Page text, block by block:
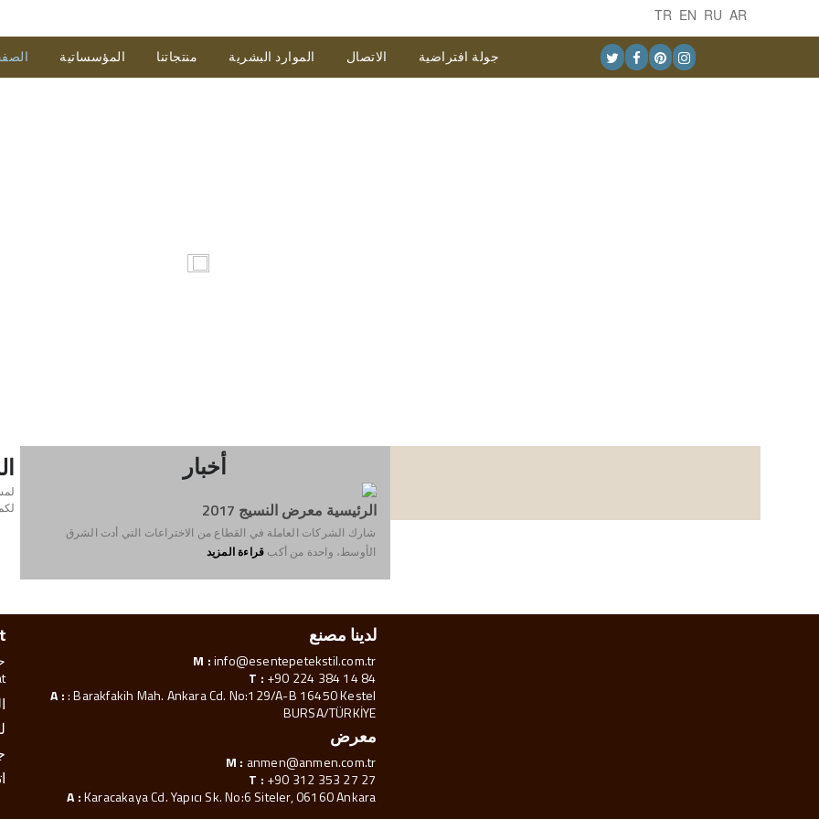
TR EN RU AR
المؤسساتية منتجاتنا الموارد البشرية الاتصال جولة افتراضية
أخبار
الرئيسية معرض النسيج 2017
شارك الشركات العاملة في القطاع من الاختراعات التي أدت الشرق
الأوسط، واحدة من أكب قراءة المزيد
لدينا مصنع
M :info@esentepetekstil.com.tr
T : +90 224 384 14 84
A :: Barakfakih Mah. Ankara Cd. No:129/A-B 16450 Kestel
BURSA/TÜRKİYE
معرض
M : anmen@anmen.com.tr
T : +90 312 353 27 27
A :Karacakaya Cd. Yapıcı Sk. No:6 Siteler, 06160 Ankara